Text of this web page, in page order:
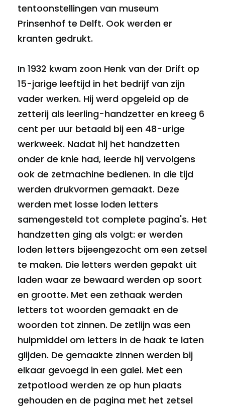
tentoonstellingen van museum
Prinsenhof te Delft. Ook werden er
kranten gedrukt.
In 1932 kwam zoon Henk van der Drift op
15-jarige leeftijd in het bedrijf van zijn
vader werken. Hij werd opgeleid op de
zetterij als leerling-handzetter en kreeg 6
cent per uur betaald bij een 48-urige
werkweek. Nadat hij het handzetten
onder de knie had, leerde hij vervolgens
ook de zetmachine bedienen. In die tijd
werden drukvormen gemaakt. Deze
werden met losse loden letters
samengesteld tot complete pagina's. Het
handzetten ging als volgt: er werden
loden letters bijeengezocht om een zetsel
te maken. Die letters werden gepakt uit
laden waar ze bewaard werden op soort
en grootte. Met een zethaak werden
letters tot woorden gemaakt en de
woorden tot zinnen. De zetlijn was een
hulpmiddel om letters in de haak te laten
glijden. De gemaakte zinnen werden bij
elkaar gevoegd in een galei. Met een
zetpotlood werden ze op hun plaats
gehouden en de pagina met het zetsel